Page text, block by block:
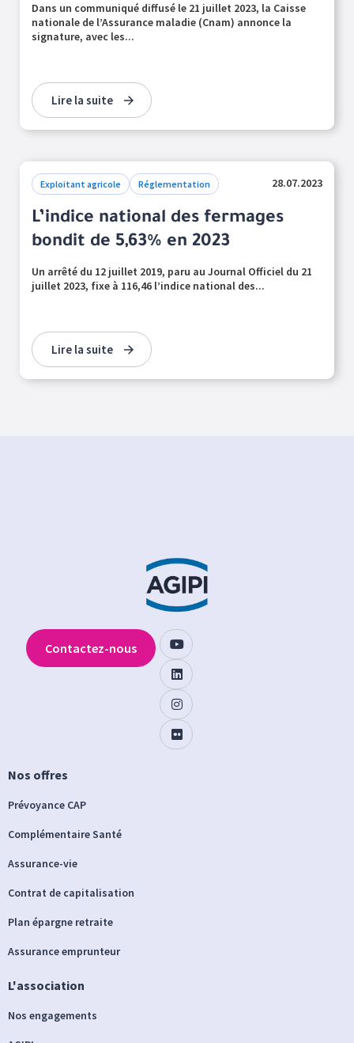
Dans un communiqué diffusé le 21 juillet 2023, la Caisse
nationale de l’Assurance maladie (Cnam) annonce la
signature, avec les...
Lire la suite
Exploitant agricole Réglementation 28.07.2023
L’indice national des fermages
bondit de 5,63% en 2023
Un arrêté du 12 juillet 2019, paru au Journal Officiel du 21
juillet 2023, fixe à 116,46 l’indice national des...
Lire la suite
Nos offres
Prévoyance CAP
Complémentaire Santé
Assurance-vie
Contrat de capitalisation
Plan épargne retraite
Assurance emprunteur
L'association
Nos engagements
Contactez-nous